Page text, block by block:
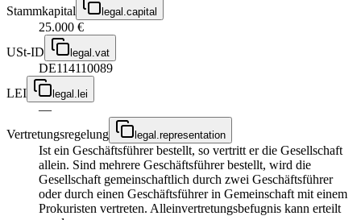
Stammkapital
legal.capital
25.000 €
USt-ID
legal.vat
DE114110089
LEI
legal.lei
—
Vertretungsregelung
legal.representation
Ist ein Geschäftsführer bestellt, so vertritt er die Gesellschaft
allein. Sind mehrere Geschäftsführer bestellt, wird die
Gesellschaft gemeinschaftlich durch zwei Geschäftsführer
oder durch einen Geschäftsführer in Gemeinschaft mit einem
Prokuristen vertreten. Alleinvertretungsbefugnis kann erteilt